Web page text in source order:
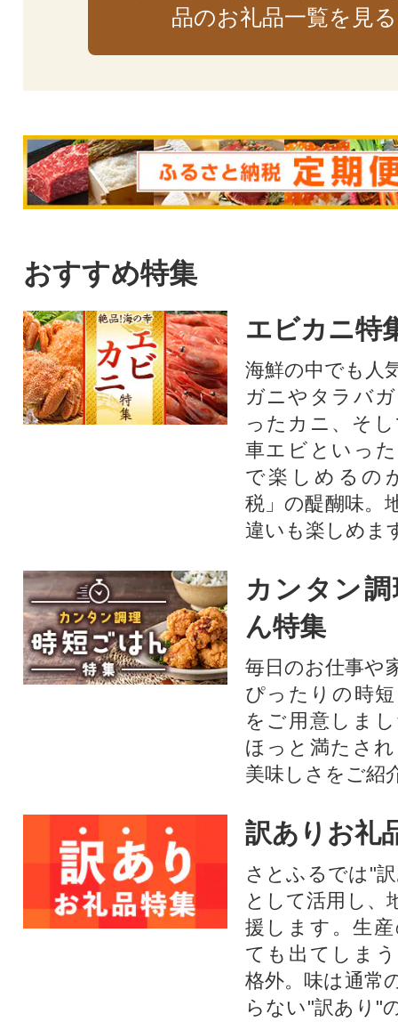
品のお礼品一覧を見る
おすすめ特集
エビカニ特
海鮮の中でも人
ガニやタラバ
ったカニ、そ
車エビといっ
で楽しめるの
税」の醍醐味。
違いも楽しめま
カンタン
ん特集
毎日のお仕事や
ぴったりの時
をご用意しま
ほっと満たさ
美味しさをご紹
訳ありお礼
さとふるでは"
として活用し、
援します。⽣
ても出てしま
格外。味は通常
らない"訳あり"